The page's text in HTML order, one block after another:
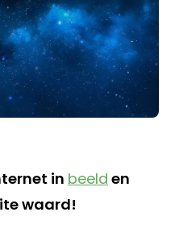
in beeld en
waard!